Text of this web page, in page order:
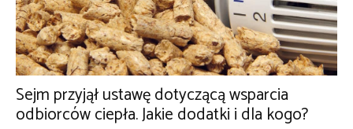
Sejm przyjął ustawę dotyczącą wsparcia
odbiorców ciepła. Jakie dodatki i dla kogo?